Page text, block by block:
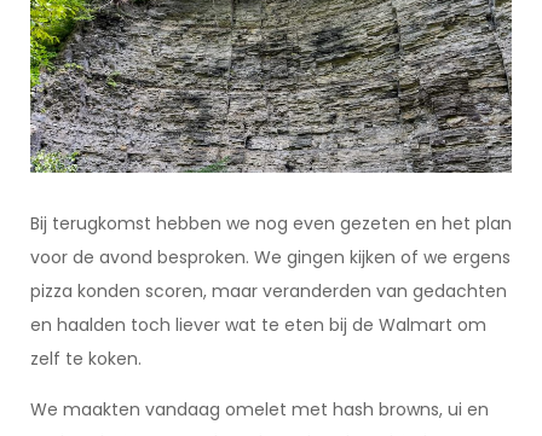
Bij terugkomst hebben we nog even gezeten en het plan
voor de avond besproken. We gingen kijken of we ergens
pizza konden scoren, maar veranderden van gedachten
en haalden toch liever wat te eten bij de Walmart om
zelf te koken.
We maakten vandaag omelet met hash browns, ui en